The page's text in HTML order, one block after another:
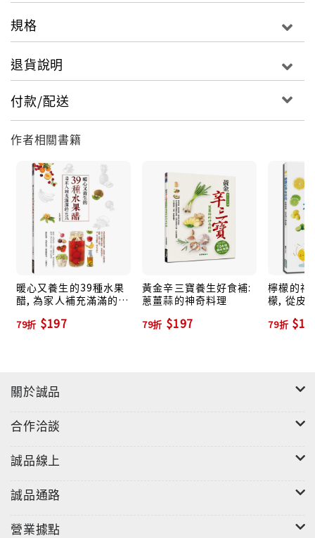
不愛喝白開水嗎？常常每天一杯糖分過量的手搖杯飲料
淡淡的香氣，而且不加糖，低卡零熱量，身體好吸收！
把各式水果泡到水裡需要食譜嗎？也許是你的疑問，但
隨便將水果加在一起，營養成分並不會完全散發出來，
本書食譜考量了食材的分量及味道搭配，讓你輕鬆做出
百變又好喝營養的排毒水果水！
纖體、排毒→【莓檸高纖水】草莓＋蘋果＋檸檬片
潤肺清腸→【蜂蜜柚子茶】葡萄柚＋綠茶＋蜂蜜
提高免疫力→【奇異果檸檬水】奇異果＋青檸檬＋黃檸
◎開始學做玻璃罐排毒水
Step 1切好適量的水果分量。
Step2依序放入罐中，倒水。
規格
退貨說明
付款/配送
作者相關書籍
暖心又養生的39種水果
醋, 為家人補充滿滿的元
79折 $197
黃金辛三寶養生好食補:
蔥薑蒜的神奇料理
79折 $197
檸檬的神
檬, 從皮
79折
關於誠品
合作洽談
誠品線上
誠品通路
營業據點